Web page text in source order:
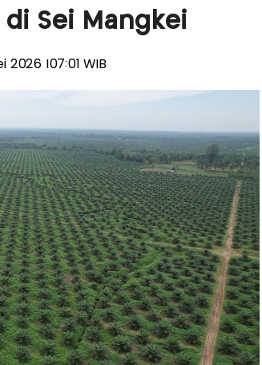
Sei Mangkei
2026 |07:01 WIB